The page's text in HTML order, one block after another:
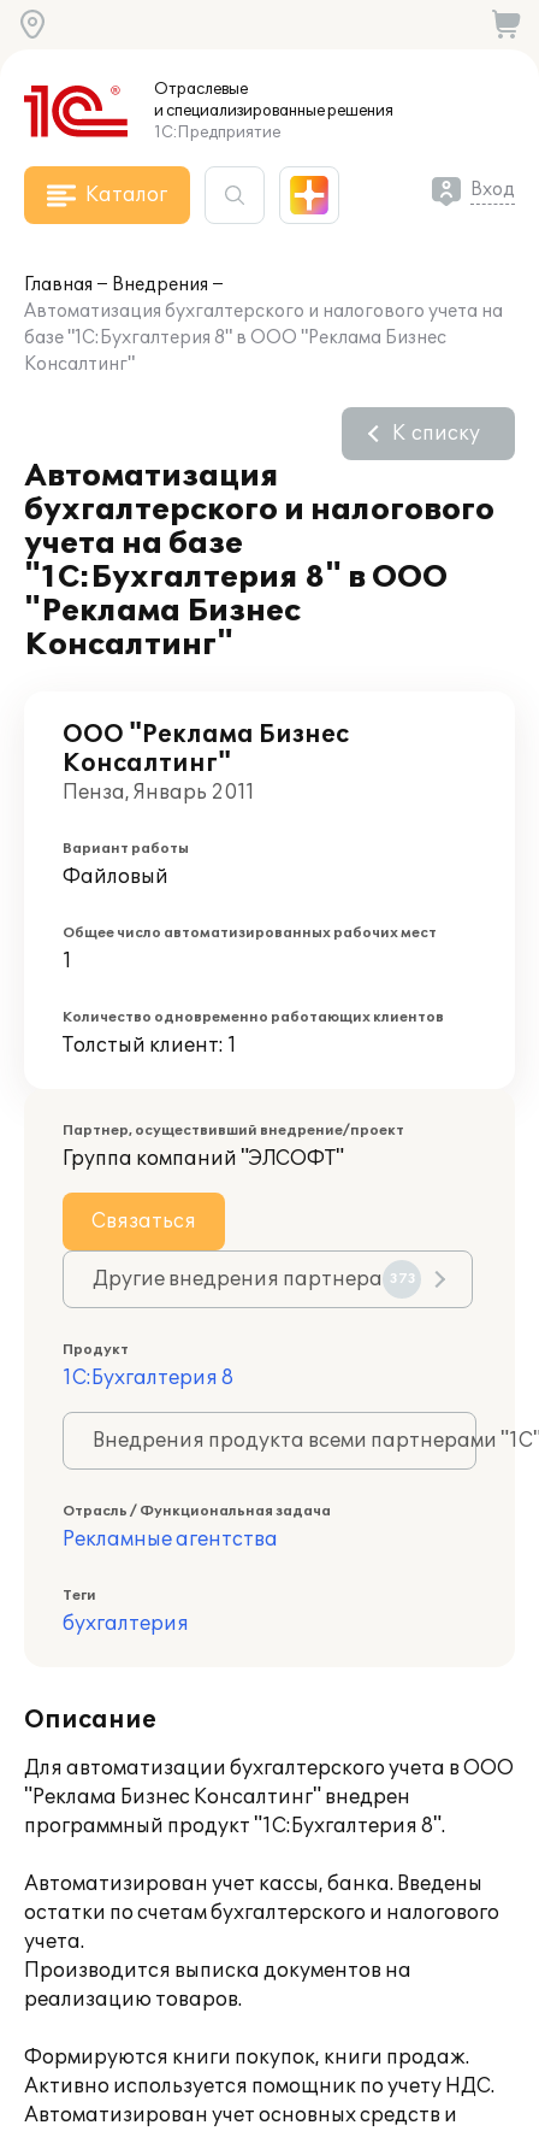
Отраслевые
и специализированныерешения
1С:Предприятие
Каталог Вход
Главная
Внедрения
Автоматизация бухгалтерского и налогового учета на
базе "1С:Бухгалтерия 8" в ООО "Реклама Бизнес
Консалтинг"
Автоматизация
бухгалтерского и налогового
учета на базе
"1С:Бухгалтерия 8" в ООО
"Реклама Бизнес
Консалтинг"
К списку
ООО "Реклама Бизнес
Консалтинг"
Пенза, Январь 2011
Вариант работы
Файловый
Общее число автоматизированных рабочих мест
1
Количество одновременно работающих клиентов
Толстый клиент: 1
Партнер, осуществивший внедрение/проект
Группа компаний "ЭЛСОФТ"
Связаться
Другие внедрения партнера 373
Продукт
1С:Бухгалтерия 8
Внедрения продукта всеми партнерами
Отрасль / Функциональная задача
Рекламные агентства
Теги
бухгалтерия
Описание
Для автоматизации бухгалтерского учета в ООО
"Реклама Бизнес Консалтинг" внедрен
программный продукт "1С:Бухгалтерия 8".
Автоматизирован учет кассы, банка. Введены
остатки по счетам бухгалтерского и налогового
учета.
Производится выписка документов на
реализацию товаров.
Формируются книги покупок, книги продаж.
Активно используется помощник по учету НДС.
Автоматизирован учет основных средств и